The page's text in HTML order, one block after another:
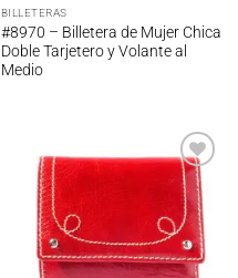
BILLETERAS
#8970 – Billetera de Mujer Chica
Doble Tarjetero y Volante al
Medio
Añadir
a la
lista de
deseos